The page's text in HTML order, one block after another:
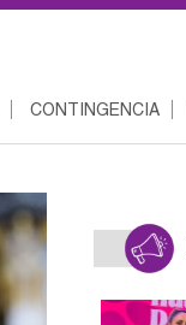
CONTINGENCIA